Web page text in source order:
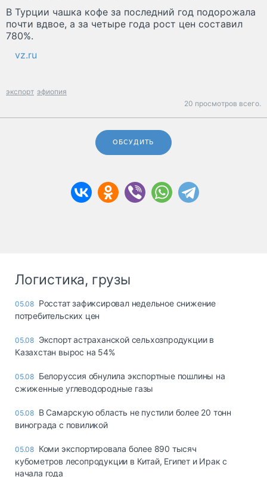
В Турции чашка кофе за последний год подорожала
почти вдвое, а за четыре года рост цен составил
780%.
vz.ru
экспорт эфиопия
20 просмотров всего.
ОБСУДИТЬ
Логистика, грузы
05.08 Росстат зафиксировал недельное снижение
потребительских цен
05.08 Экспорт астраханской сельхозпродукции в
Казахстан вырос на 54%
05.08 Белоруссия обнулила экспортные пошлины на
сжиженные углеводородные газы
05.08 В Самарскую область не пустили более 20 тонн
винограда с повиликой
05.08 Коми экспортировала более 890 тысяч
кубометров лесопродукции в Китай, Египет и Ирак с
начала года